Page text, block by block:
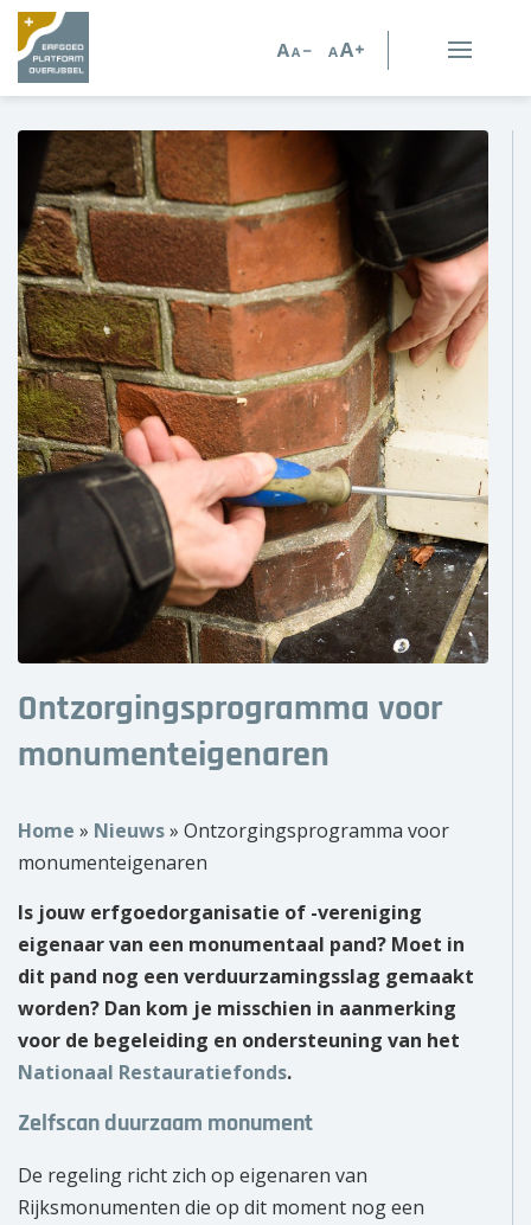
Erfgoedorganisaties
Verhalen
Kennis en advies
Kennisbank
Persoonlijk advies
Nieuws
Agenda
Over ons
Wie zijn wij?
Contact
Ontzorgingsprogramma voor
monumenteigenaren
Home » Nieuws» Ontzorgingsprogramma voor
monumenteigenaren
Is jouw erfgoedorganisatie of -vereniging
eigenaar van een monumentaal pand? Moet in
dit pand nog een verduurzamingsslag gemaakt
worden? Dan kom je misschien in aanmerking
voor de begeleiding en ondersteuning van het
Nationaal Restauratiefonds.
Zelfscan duurzaam monument
De regeling richt zich op eigenaren van
Rijksmonumenten die op dit moment nog een